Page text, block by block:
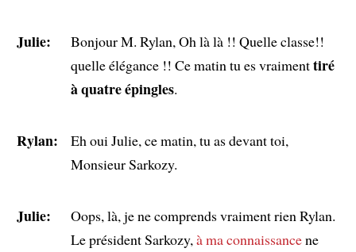
Julie:
Bonjour M. Rylan, Oh là là !! Quelle classe!!
quelle élégance !! Ce matin tu es vraimenttiré
à quatre épingles.
Rylan:
Eh oui Julie, ce matin, tu as devant toi,
Monsieur Sarkozy.
Julie:
Oops, là, je ne comprends vraiment rien Rylan.
Le président Sarkozy, à ma connaissancene